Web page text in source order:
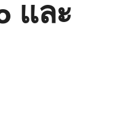
และ